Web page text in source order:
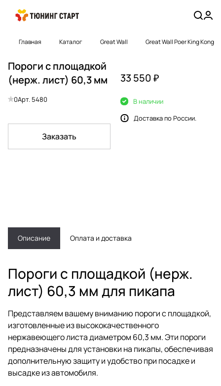
Главная Каталог Great Wall Great Wall Poer King Kong
Пороги с площадкой
(нерж. лист) 60,3 мм
0Арт. 5480
Заказать
33 550 ₽
В наличии
Доставка по России.
Описание Оплата и доставка
Пороги с площадкой (нерж.
лист) 60,3 мм для пикапа
Представляем вашему вниманию пороги с площадкой,
изготовленные из высококачественного
нержавеющего листа диаметром 60,3 мм. Эти пороги
предназначены для установки на пикапы, обеспечивая
дополнительную защиту и удобство при посадке и
высадке из автомобиля.